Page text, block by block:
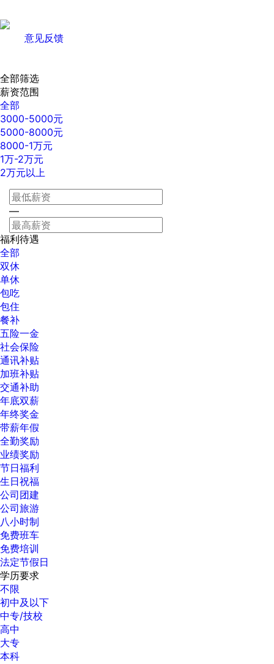
意见反馈
全部筛选
薪资范围
全部
3000-5000元
5000-8000元
8000-1万元
1万-2万元
2万元以上
—
福利待遇
全部
双休
单休
包吃
包住
餐补
五险一金
社会保险
通讯补贴
加班补贴
交通补助
年底双薪
年终奖金
带薪年假
全勤奖励
业绩奖励
节日福利
生日祝福
公司团建
公司旅游
八小时制
免费班车
免费培训
法定节假日
学历要求
不限
初中及以下
中专/技校
高中
大专
本科